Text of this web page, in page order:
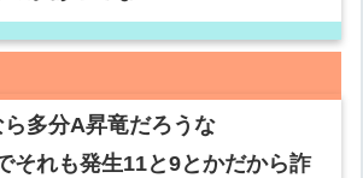
多分A昇竜だろうな
それも発生11と9とかだから詐